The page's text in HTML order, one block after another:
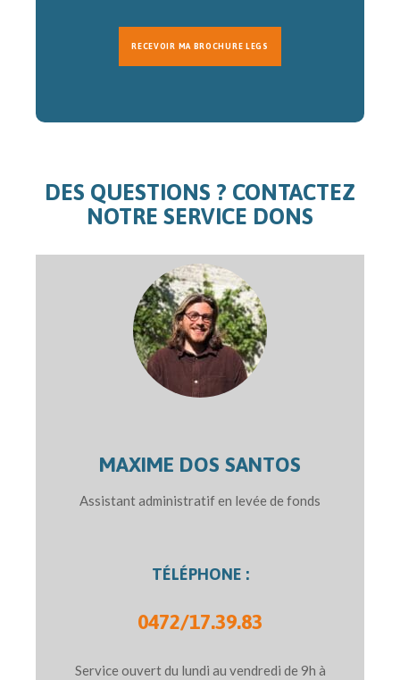
RECEVOIR MA BROCHURE LEGS
DES QUESTIONS ? CONTACTEZ
NOTRE SERVICE DONS
MAXIME DOS SANTOS
Assistant administratif en levée de fonds
TÉLÉPHONE :
0472/17.39.83
Service ouvert du lundi au vendredi de 9h à